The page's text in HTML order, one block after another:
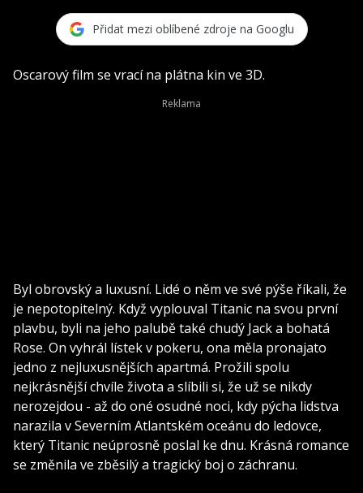
Přidat mezi oblíbené zdroje na Googlu
Oscarový film se vrací na plátna kin ve 3D.
Byl obrovský a luxusní. Lidé o něm ve své pýše říkali, že
je nepotopitelný. Když vyplouval Titanic na svou první
plavbu, byli na jeho palubě také chudý Jack a bohatá
Rose. On vyhrál lístek v pokeru, ona měla pronajato
jedno z nejluxusnějších apartmá. Prožili spolu
nejkrásnější chvíle života a slíbili si, že už se nikdy
nerozejdou - až do oné osudné noci, kdy pýcha lidstva
narazila v Severním Atlantském oceánu do ledovce,
který Titanic neúprosně poslal ke dnu. Krásná romance
se změnila ve zběsilý a tragický boj o záchranu.